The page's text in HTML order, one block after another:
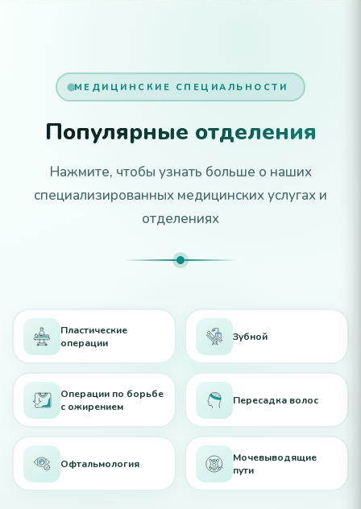
МЕДИЦИНСКИЕ СПЕЦИАЛЬНОСТИ
Популярные отделения
Нажмите, чтобы узнать больше о наших
специализированных медицинских услугах и
отделениях
Пластические
операции
Зубной
Операции по борьбе
с ожирением
Пересадка волос
Офтальмология
Мочевыводящие
пути